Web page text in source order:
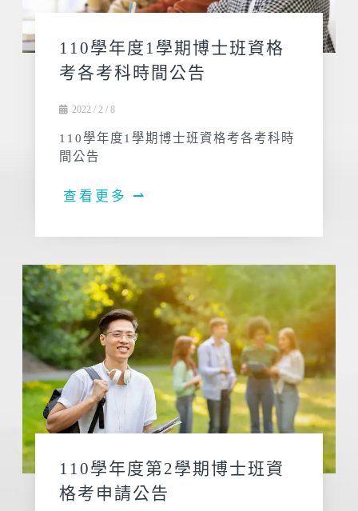
110學年度1學期博士班資格
考各考科時間公告
2022 / 2 / 8
110學年度1學期博士班資格考各考科時
間公告
查看更多 ⇀
110學年度第2學期博士班資
格考申請公告